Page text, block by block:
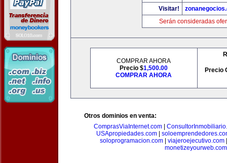
Visitar!
Serán consideradas
COMPRAR AHORA
Precio $1,500.00
COMPRAR AHORA
Precio
Otros dominios en venta:
ComprasViaInternet.com
USApropiedades.com
soloprogramacion.com
viajeroejecutivo.com
monetizeyourweb.com